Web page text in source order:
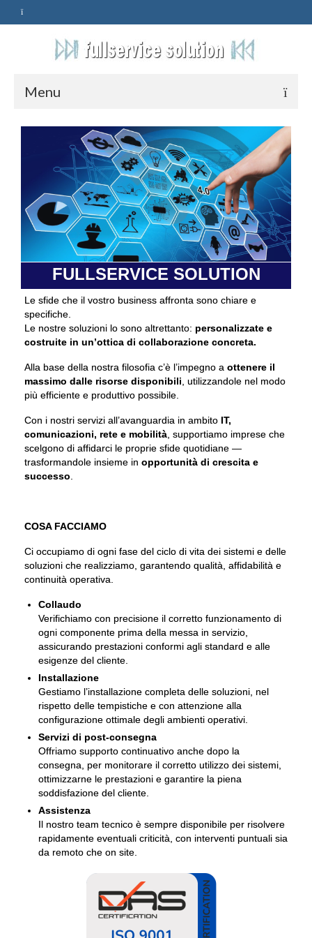
Menu
HOME
ASSISTENZA
POLITICA
Qualità
PRIVACY
CONTATTI
FULLSERVICE SOLUTION
Le sfide che il vostro business affronta sono chiare e
specifiche.
Le nostre soluzioni lo sono altrettanto: personalizzate e
costruite in un’ottica di collaborazione concreta.
Alla base della nostra filosofia c’è l’impegno a ottenere il
massimo dalle risorse disponibili , utilizzandole nel modo
più efficiente e produttivo possibile.
Con i nostri servizi all’avanguardia in ambito IT,
comunicazioni, rete e mobilità , supportiamo imprese che
scelgono di affidarci le proprie sfide quotidiane —
trasformandole insieme in opportunità di crescita e
successo
COSA FACCIAMO
Ci occupiamo di ogni fase del ciclo di vita dei sistemi e delle
soluzioni che realizziamo, garantendo qualità, affidabilità e
continuità operativa.
Collaudo
Verifichiamo con precisione il corretto funzionamento di
ogni componente prima della messa in servizio,
assicurando prestazioni conformi agli standard e alle
esigenze del cliente.
Installazione
Gestiamo l’installazione completa delle soluzioni, nel
rispetto delle tempistiche e con attenzione alla
configurazione ottimale degli ambienti operativi.
Servizi di post-consegna
Offriamo supporto continuativo anche dopo la
consegna, per monitorare il corretto utilizzo dei sistemi,
ottimizzarne le prestazioni e garantire la piena
soddisfazione del cliente.
Assistenza
Il nostro team tecnico è sempre disponibile per risolvere
rapidamente eventuali criticità, con interventi puntuali sia
da remoto che on site.